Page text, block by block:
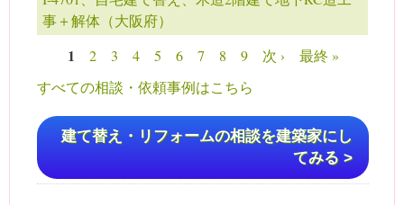
事＋解体（大阪府）
ページ
1 2 3 4 5 6 7 8 9 次 ›
最終 »
すべての相談・依頼事例はこちら
建て替え・リフォームの相談を建築家にし
てみる >